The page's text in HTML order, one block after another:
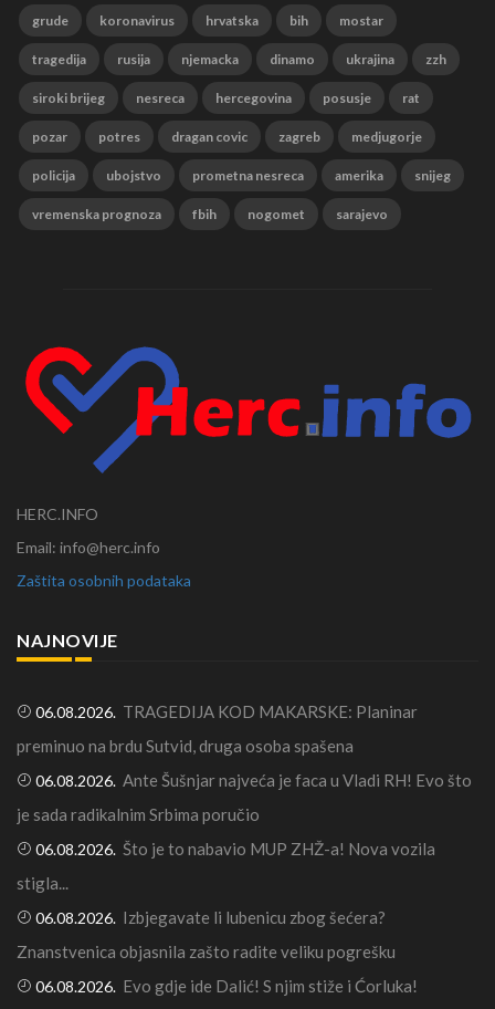
grude koronavirus hrvatska bih mostar
tragedija rusija njemacka dinamo ukrajina zzh
siroki brijeg nesreca hercegovina posusje rat
pozar potres dragan covic zagreb medjugorje
policija ubojstvo prometna nesreca amerika snijeg
vremenska prognoza fbih nogomet sarajevo
HERC.INFO
Email: info@herc.info
Zaštita osobnih podataka
NAJNOVIJE
06.08.2026. TRAGEDIJA KOD MAKARSKE: Planinar
preminuo na brdu Sutvid, druga osoba spašena
06.08.2026. Ante Šušnjar najveća je faca u Vladi RH! Evo što
je sada radikalnim Srbima poručio
06.08.2026. Što je to nabavio MUP ZHŽ-a! Nova vozila
stigla...
06.08.2026. Izbjegavate li lubenicu zbog šećera?
Znanstvenica objasnila zašto radite veliku pogrešku
06.08.2026. Evo gdje ide Dalić! S njim stiže i Ćorluka!